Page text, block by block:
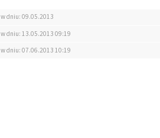
w dniu: 09.05.2013
w dniu: 13.05.2013 09:19
w dniu: 07.06.2013 10:19